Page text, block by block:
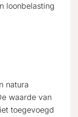
loonbelasting
natura
waarde van
toegevoegd